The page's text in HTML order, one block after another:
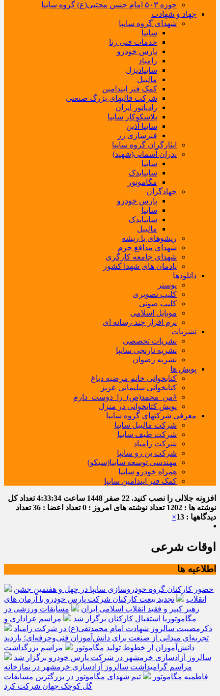
حوزه ۵۰۳ امام حسن مجتبی(ع) گروه سایپا
جهاد و شهادت
شهدای گروه سایپا
سایپا
خدمات فنی رنا
پارس خودرو
زامیاد
سایپادیزل
مالیبل
کمک فنر ایندامین
شرکت قالبهای بزرگ صنعتی
رادیاتور ایران
پلاسکوکار سایپا
سایپا آذین
فنرسازی زر
ایثارگران گروه سایپا
پدران آسمانی(شهید)
سایپا
سایپایدک
مگاموتور
جهادگران
پارس خودرو
سایپا
سایپایدک
مالیبل
ریشوهای با ریشه
شهدای مدافع حرم
شهدای جامعه کارگری
یادمان های شهدا کشور
دانلودها
پوستر
کلیپ تصویری
کلیپ صوتی
موبایل اسلامی
نرم افزار چند رسانه ای
نشریات
نشریات تخصصی
نشریه نارنجی سایپا
نشریه رضوان
پویش ها
کتابخوانی خانم مرضیه دباغ
کتابخوانی سلیمانی عزیز
#من_محمد(ص)_را_دوست_دارم
پویش کتابخوانی در منزل
معرفی شرکتهای گروه سایپا
شرکت مالیبل سایپا
شرکت طیف سایپا
شرکت زامیاد
شرکت بن رو سایپا
مهندسی توسعه سایپا(سیکو)
همراه خودرو سایپا
کمک فنر ایندامین سایپا
افزونه جلالی را نصب کنید. 22 صفر 1448 ساعت 4:33:34تعداد کل
نوشته ها : 1202
تعداد نوشته های امروز : 0 تعداد اعضا : 36
تعداد
دیدگاهها : 13
×
اوقات شرعی
اطلاعیه ها
حضور کارکنان گروه خودروسازی سایپا در چهل و هفتمین جشن
انقلاب
تجدید بیعت کارکنان شرکت پارس خودرو با آرمان های
رهبر کبیر و فقید انقلاب اسلامی ایران
مسابقات ورزشی در
مگاموتوربا استقبال کارکنان برگزار شد
مراسم عزاداری و
ذکرمصیبت سالروز شهادت امام محمدتقی(ع) در شرکت زامیاد
تجربه‌ای میدانی از صنعت برای دانش‌آموزان فنی‌وحرفه‌ای؛ بازدید
دانش‌آموزان از خطوط تولید مگاموتور
مراسم بزرگداشت
سالروز آزادسازی خرمشهر در شرکت پارس خودرو برگزار شد
مراسم گرامیداشت سالروز آزادسازی خرمشهر در نمازخانه
فاطمیه مگاموتور
تیم شهدای مگاموتور در بزرگترین مسابقات
گل کوچک جهان شرکت کرد